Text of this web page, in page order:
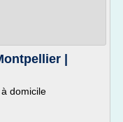
|
domicile